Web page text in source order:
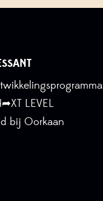
LEVEL
bij Oorkaan